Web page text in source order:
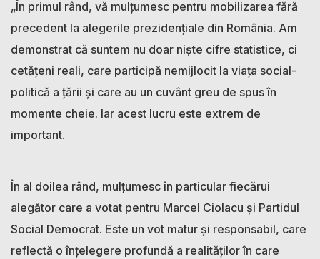
„În primul rând, vă mulțumesc pentru mobilizarea fără
precedent la alegerile prezidențiale din România. Am
demonstrat că suntem nu doar niște cifre statistice, ci
cetățeni reali, care participă nemijlocit la viața social-
politică a țării și care au un cuvânt greu de spus în
momente cheie. Iar acest lucru este extrem de
important.
În al doilea rând, mulțumesc în particular fiecărui
alegător care a votat pentru Marcel Ciolacu și Partidul
Social Democrat. Este un vot matur și responsabil, care
reflectă o înțelegere profundă a realităților în care